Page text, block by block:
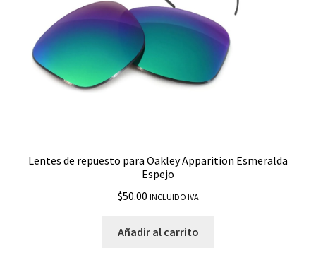
Lentes de repuesto para Oakley Apparition Esmeralda
Espejo
$50.00 INCLUIDO IVA
Añadir al carrito